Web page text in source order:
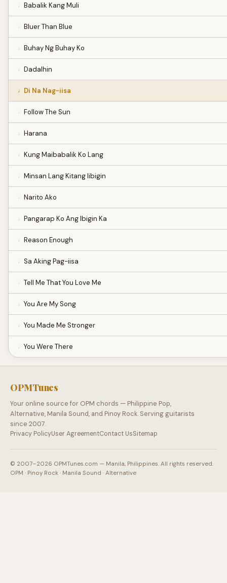
Babalik Kang Muli
Bluer Than Blue
Buhay Ng Buhay Ko
Dadalhin
Di Na Nag-iisa
Follow The Sun
Harana
Kung Maibabalik Ko Lang
Minsan Lang Kitang Iibigin
Narito Ako
Pangarap Ko Ang Ibigin Ka
Reason Enough
Sa Aking Pag-iisa
Tell Me That You Love Me
You Are My Song
You Made Me Stronger
You Were There
OPMTunes
Your online source for OPM chords — Philippine Pop,
Alternative, Manila Sound, and Pinoy Rock. Serving guitarists
since 2007.
Privacy PolicyUser AgreementContact UsSitemap
© 2007–2026 OPMTunes.com — Manila, Philippines. All rights reserved.
OPM · Pinoy Rock · Manila Sound · Alternative